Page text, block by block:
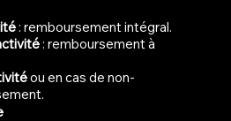
: remboursement intégral.
: remboursement à
ou en cas de non-